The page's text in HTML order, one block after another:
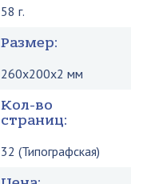
58 г.
Размер:
260x200x2 мм
Кол-во
страниц:
32 (Типографская)